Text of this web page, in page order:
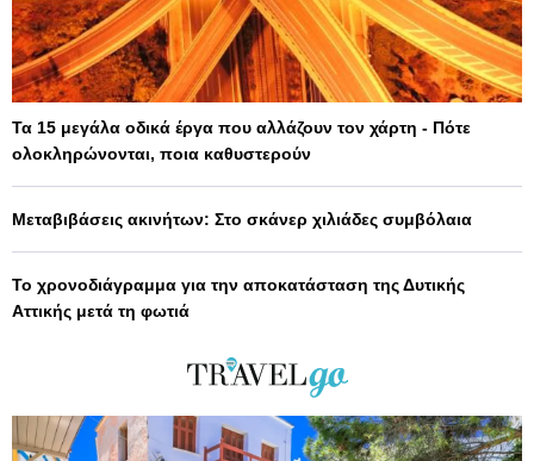
Τα 15 μεγάλα οδικά έργα που αλλάζουν τον χάρτη - Πότε
ολοκληρώνονται, ποια καθυστερούν
Μεταβιβάσεις ακινήτων: Στο σκάνερ χιλιάδες συμβόλαια
Το χρονοδιάγραμμα για την αποκατάσταση της Δυτικής
Αττικής μετά τη φωτιά